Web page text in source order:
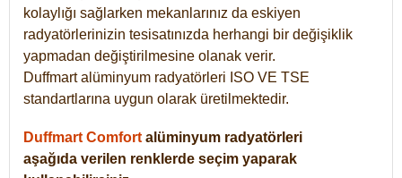
kolaylığı sağlarken mekanlarınız da eskiyen
radyatörlerinizin tesisatınızda herhangi bir değişiklik
yapmadan değiştirilmesine olanak verir.
Duffmart alüminyum radyatörleri ISO VE TSE
standartlarına uygun olarak üretilmektedir.
Duffmart Comfort alüminyum radyatörleri
aşağıda verilen renklerde seçim yaparak